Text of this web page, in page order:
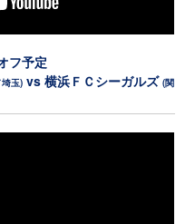
フ予定
玉) vs 横浜ＦＣシーガルズ(関